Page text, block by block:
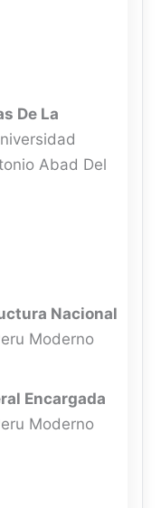
De La
Abad Del
Nacional
Moderno
Encargada
Moderno